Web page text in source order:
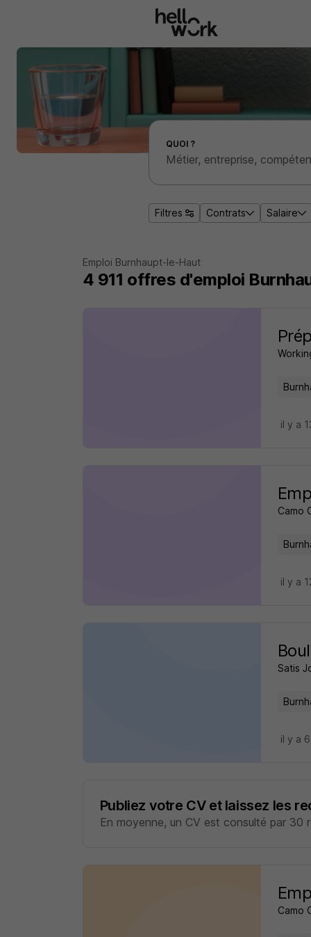
Effectuer une recherche d'emploi par localité
QUOI ?
Filtres Contrats Salaire
Emploi Burnhaupt-le-Haut
4 911 offres d'emploi
il y a
Camo
il y a
Satis
il y a
Publiez votre CV et laissez les
En moyenne, un CV est consulté par 30
Camo